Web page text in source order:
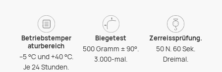
Betriebstemper
aturbereich
–5 °C und +40 °C.
Je 24 Stunden.
Biegetest
500 Gramm ± 90°.
3.000-mal.
Zerreissprüfung.
50 N. 60 Sek.
Dreimal.